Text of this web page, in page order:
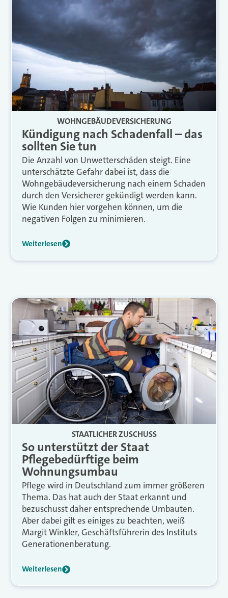
WOHNGEBÄUDEVERSICHERUNG
Kündigung nach Schadenfall – das
sollten Sie tun
Die Anzahl von Unwetterschäden steigt. Eine
unterschätzte Gefahr dabei ist, dass die
Wohngebäudeversicherung nach einem Schaden
durch den Versicherer gekündigt werden kann.
Wie Kunden hier vorgehen können, um die
negativen Folgen zu minimieren.
Weiterlesen
STAATLICHER ZUSCHUSS
So unterstützt der Staat
Pflegebedürftige beim
Wohnungsumbau
Pflege wird in Deutschland zum immer größeren
Thema. Das hat auch der Staat erkannt und
bezuschusst daher entsprechende Umbauten.
Aber dabei gilt es einiges zu beachten, weiß
Margit Winkler, Geschäftsführerin des Instituts
Generationenberatung.
Weiterlesen